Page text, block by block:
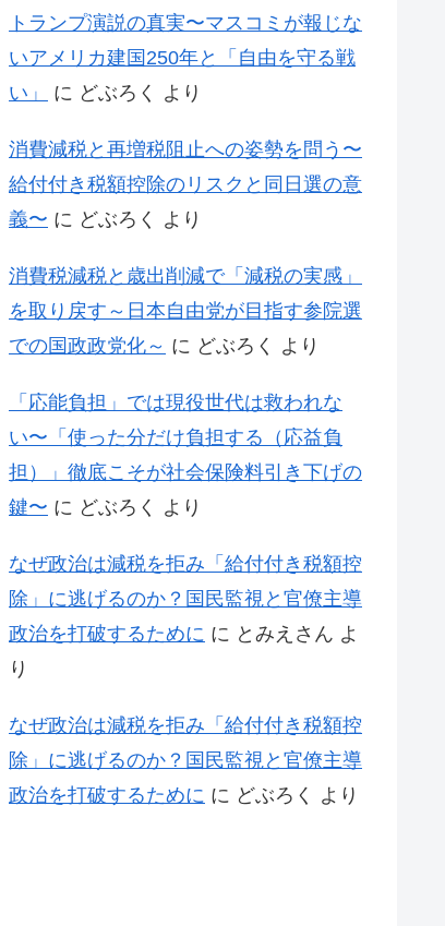
トランプ演説の真実〜マスコミが報じな
いアメリカ建国250年と「自由を守る戦
い」
に どぶろく より
消費減税と再増税阻止への姿勢を問う〜
給付付き税額控除のリスクと同日選の意
義〜 に どぶろく より
消費税減税と歳出削減で「減税の実感」
を取り戻す～日本自由党が目指す参院選
での国政政党化～ に どぶろく より
「応能負担」では現役世代は救われな
い〜「使った分だけ負担する（応益負
担）」徹底こそが社会保険料引き下げの
鍵〜 に どぶろく より
なぜ政治は減税を拒み「給付付き税額控
除」に逃げるのか？国民監視と官僚主導
政治を打破するために に とみえさん よ
り
なぜ政治は減税を拒み「給付付き税額控
除」に逃げるのか？国民監視と官僚主導
政治を打破するために に どぶろく より